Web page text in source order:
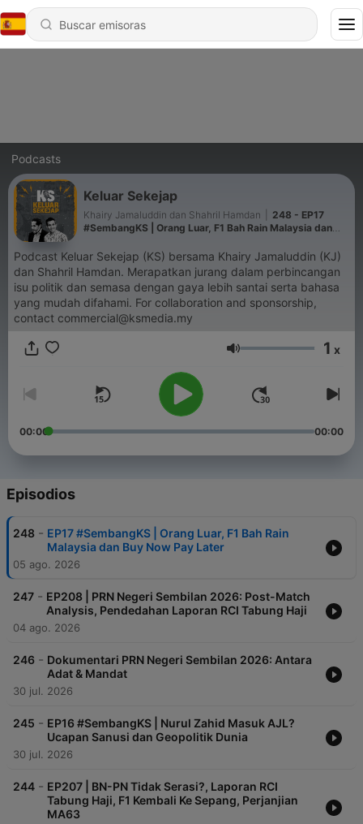
Podcasts
Keluar Sekejap
Khairy Jamaluddin dan Shahril Hamdan
248 - EP17
#SembangKS | Orang Luar, F1 Bah Rain Malaysia dan
Podcast Keluar Sekejap (KS) bersama Khairy Jamaluddin (KJ)
dan Shahril Hamdan. Merapatkan jurang dalam perbincangan
isu politik dan semasa dengan gaya lebih santai serta bahasa
yang mudah difahami. For collaboration and sponsorship,
contact commercial@ksmedia.my
Volumen 1 x
00:00 00:00
Episodios
248 - EP17 #SembangKS | Orang Luar, F1 Bah Rain
Malaysia dan Buy Now Pay Later
05 ago. 2026
247 - EP208 | PRN Negeri Sembilan 2026: Post-Match
Analysis, Pendedahan Laporan RCI Tabung Haji
04 ago. 2026
246 - Dokumentari PRN Negeri Sembilan 2026: Antara
Adat & Mandat
30 jul. 2026
245 - EP16 #SembangKS | Nurul Zahid Masuk AJL?
Ucapan Sanusi dan Geopolitik Dunia
30 jul. 2026
244 - EP207 | BN-PN Tidak Serasi?, Laporan RCI
Tabung Haji, F1 Kembali Ke Sepang, Perjanjian
MA63